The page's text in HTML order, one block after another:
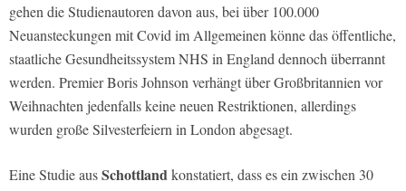
gehen die Studienautoren davon aus, bei über 100.000
Neuansteckungen mit Covid im Allgemeinen könne das öffentliche,
staatliche Gesundheitssystem NHS in England dennoch überrannt
werden. Premier Boris Johnson verhängt über Großbritannien vor
Weihnachten jedenfalls keine neuen Restriktionen, allerdings
wurden große Silvesterfeiern in London abgesagt.
Eine Studie ausSchottlandkonstatiert, dass es ein zwischen 30